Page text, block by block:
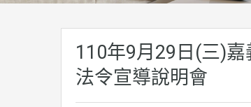
110年9月29日(三)
法令宣導說明會